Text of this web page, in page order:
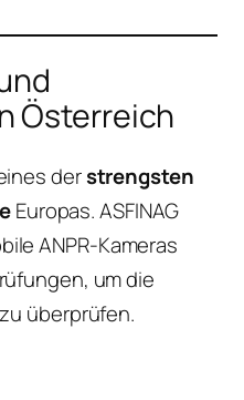
Österreich
derstrengsten
Europas. ASFINAG
ANPR-Kameras
um die
überprüfen.